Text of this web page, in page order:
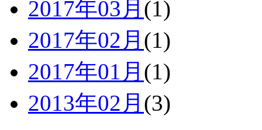
2017年03月 (1)
2017年02月 (1)
2017年01月 (1)
2013年02月 (3)